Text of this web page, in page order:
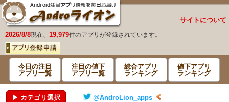
サイトについて
2026/8/8現在、 19,979件のアプリが登録されています。
今日の注目
アプリ一覧
注目の値下
アプリ一覧
総合アプリ
ランキング
値下アプリ
ランキング
▶ カテゴリ選択 @AndroLion_apps